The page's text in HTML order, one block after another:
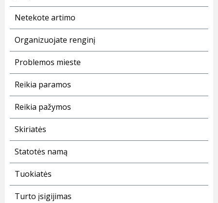
Netekote artimo
Organizuojate renginį
Problemos mieste
Reikia paramos
Reikia pažymos
Skiriatės
Statotės namą
Tuokiatės
Turto įsigijimas